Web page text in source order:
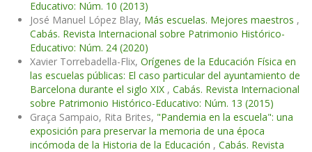
Educativo: Núm. 10 (2013)
José Manuel López Blay, Más escuelas. Mejores maestros ,
Cabás. Revista Internacional sobre Patrimonio Histórico-
Educativo: Núm. 24 (2020)
Xavier Torrebadella-Flix, Orígenes de la Educación Física en
las escuelas públicas: El caso particular del ayuntamiento de
Barcelona durante el siglo XIX , Cabás. Revista Internacional
sobre Patrimonio Histórico-Educativo: Núm. 13 (2015)
Graça Sampaio, Rita Brites, "Pandemia en la escuela": una
exposición para preservar la memoria de una época
incómoda de la Historia de la Educación , Cabás. Revista